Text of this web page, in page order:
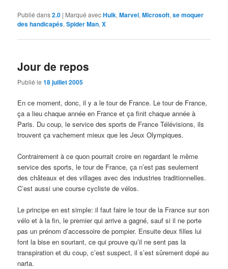
Publié dans2.0 | Marqué avecHulk,Marvel,Microsoft,se moquer
des handicapés,Spider Man,X
Jour de repos
Publié le18 juillet 2005
En ce moment, donc, il y a le tour de France. Le tour de France,
ça a lieu chaque année en France et ça finit chaque année à
Paris. Du coup, le service des sports de France Télévisions, ils
trouvent ça vachement mieux que les Jeux Olympiques.
Contrairement à ce quon pourrait croire en regardant le même
service des sports, le tour de France, ça n’est pas seulement
des châteaux et des villages avec des industries traditionnelles.
C’est aussi une course cycliste de vélos.
Le principe en est simple: il faut faire le tour de la France sur son
vélo et à la fin, le premier qui arrive a gagné, sauf si il ne porte
pas un prénom d’accessoire de pompier. Ensuite deux filles lui
font la bise en souriant, ce qui prouve qu’il ne sent pas la
transpiration et du coup, c’est suspect, il s’est sûrement dopé au
narta.